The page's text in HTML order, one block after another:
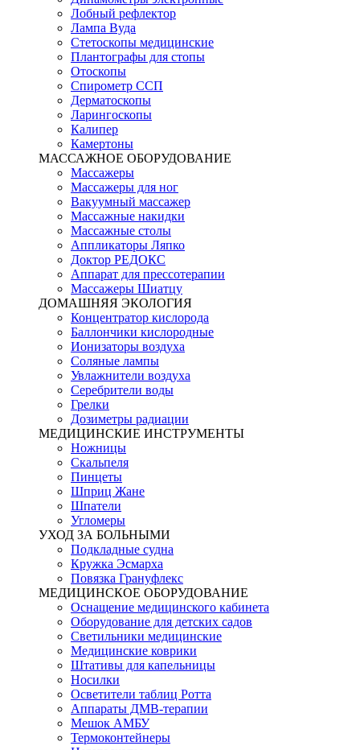
Лобный рефлектор
Лампа Вуда
Стетоскопы медицинские
Плантографы для стопы
Отоскопы
Спирометр ССП
Дерматоскопы
Ларингоскопы
Калипер
Камертоны
МАССАЖНОЕ ОБОРУДОВАНИЕ
Массажеры
Массажеры для ног
Вакуумный массажер
Массажные накидки
Массажные столы
Аппликаторы Ляпко
Доктор РЕДОКС
Аппарат для прессотерапии
Массажеры Шиатцу
ДОМАШНЯЯ ЭКОЛОГИЯ
Концентратор кислорода
Баллончики кислородные
Ионизаторы воздуха
Соляные лампы
Увлажнители воздуха
Серебрители воды
Грелки
Дозиметры радиации
МЕДИЦИНСКИЕ ИНСТРУМЕНТЫ
Ножницы
Скальпеля
Пинцеты
Шприц Жане
Шпатели
Угломеры
УХОД ЗА БОЛЬНЫМИ
Подкладные судна
Кружка Эсмарха
Повязка Грануфлекс
МЕДИЦИНСКОЕ ОБОРУДОВАНИЕ
Оснащение медицинского кабинета
Оборудование для детских садов
Светильники медицинские
Медицинские коврики
Штативы для капельницы
Носилки
Осветители таблиц Ротта
Аппараты ДМВ-терапии
Мешок АМБУ
Термоконтейнеры